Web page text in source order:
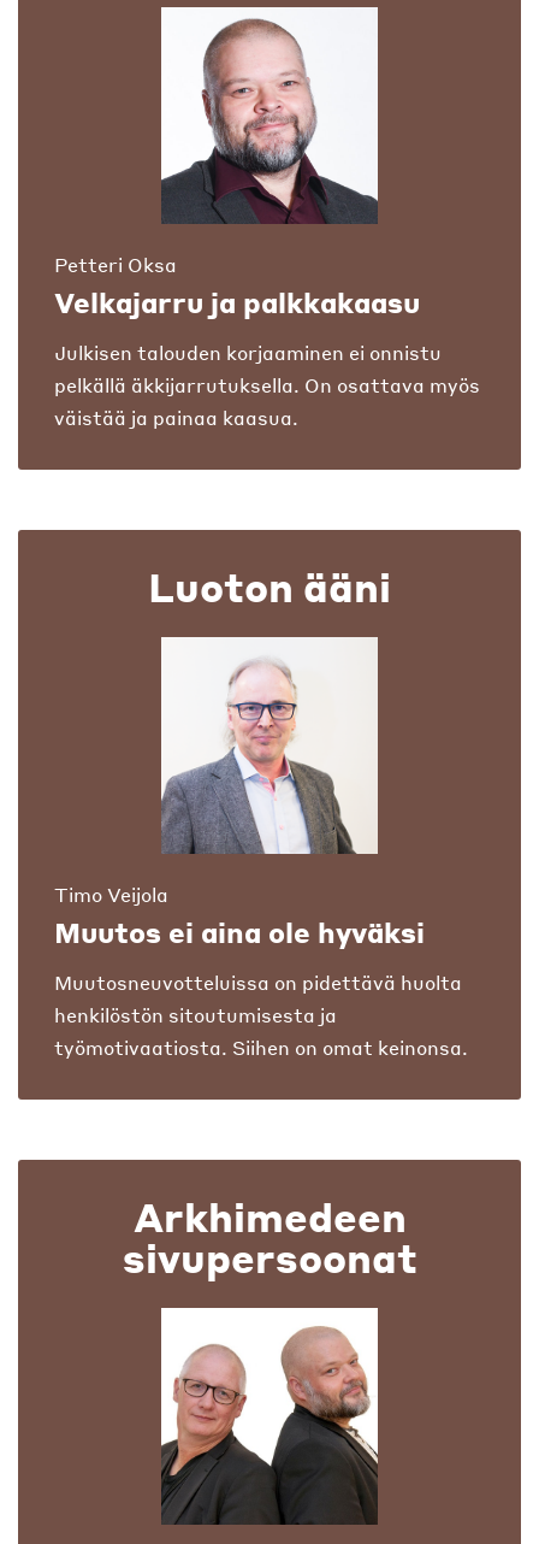
Petteri Oksa
Velkajarru ja palkkakaasu
Julkisen talouden korjaaminen ei onnistu
pelkällä äkkijarrutuksella. On osattava myös
väistää ja painaa kaasua.
Luoton ääni
Timo Veijola
Muutos ei aina ole hyväksi
Muutosneuvotteluissa on pidettävä huolta
henkilöstön sitoutumisesta ja
työmotivaatiosta. Siihen on omat keinonsa.
Arkhimedeen
sivupersoonat